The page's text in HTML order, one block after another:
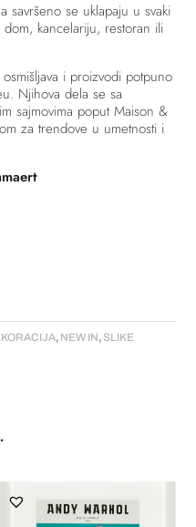
savršeno se uklapaju u svaki
kancelariju, restoran ili
i proizvodi potpuno
Njihova dela se sa
sajmovima poput Maison &
za trendove u umetnosti i
, NEW IN, SLIKE